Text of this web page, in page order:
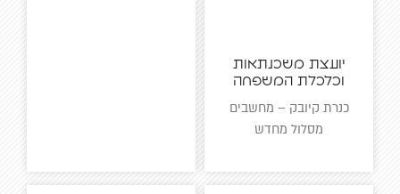
יועצת משכנתאות
וכלכלת המשפחה
כנרת קיובק – מחשבים
מסלול מחדש